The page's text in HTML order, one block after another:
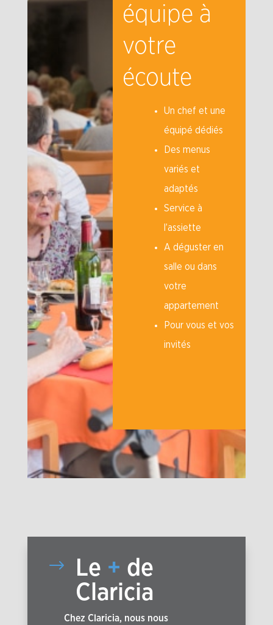
équipe à
votre
écoute
Un chef et une
équipé dédiés
Des menus
variés et
adaptés
Service à
l’assiette
A déguster en
salle ou dans
votre
appartement
Pour vous et vos
invités
$ Le + de
Claricia
Chez Claricia, nous nous